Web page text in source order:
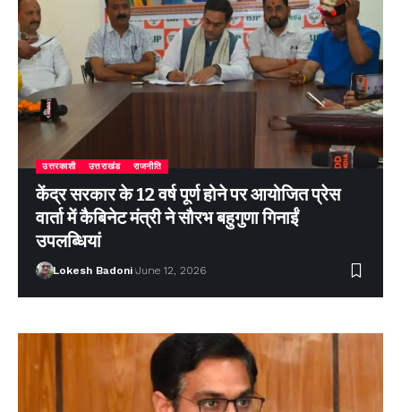
उत्तरकाशी उत्तराखंड राजनीति
केंद्र सरकार के 12 वर्ष पूर्ण होने पर आयोजित प्रेस
वार्ता में कैबिनेट मंत्री ने सौरभ बहुगुणा गिनाईं
उपलब्धियां
Lokesh Badoni June 12, 2026